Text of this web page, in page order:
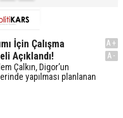
İçin Çalışma
Açıklandı!
Çalkın, Digor’un
yapılması planlanan
A+
A-